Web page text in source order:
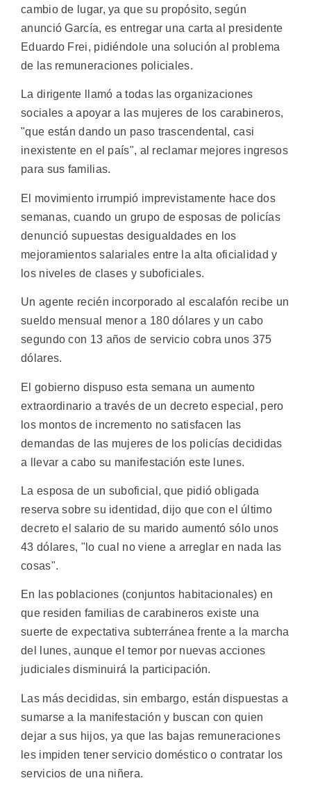
cambio de lugar, ya que su propósito, según
anunció García, es entregar una carta al presidente
Eduardo Frei, pidiéndole una solución al problema
de las remuneraciones policiales.
La dirigente llamó a todas las organizaciones
sociales a apoyar a las mujeres de los carabineros,
"que están dando un paso trascendental, casi
inexistente en el país", al reclamar mejores ingresos
para sus familias.
El movimiento irrumpió imprevistamente hace dos
semanas, cuando un grupo de esposas de policías
denunció supuestas desigualdades en los
mejoramientos salariales entre la alta oficialidad y
los niveles de clases y suboficiales.
Un agente recién incorporado al escalafón recibe un
sueldo mensual menor a 180 dólares y un cabo
segundo con 13 años de servicio cobra unos 375
dólares.
El gobierno dispuso esta semana un aumento
extraordinario a través de un decreto especial, pero
los montos de incremento no satisfacen las
demandas de las mujeres de los policías decididas
a llevar a cabo su manifestación este lunes.
La esposa de un suboficial, que pidió obligada
reserva sobre su identidad, dijo que con el último
decreto el salario de su marido aumentó sólo unos
43 dólares, "lo cual no viene a arreglar en nada las
cosas".
En las poblaciones (conjuntos habitacionales) en
que residen familias de carabineros existe una
suerte de expectativa subterránea frente a la marcha
del lunes, aunque el temor por nuevas acciones
judiciales disminuirá la participación.
Las más decididas, sin embargo, están dispuestas a
sumarse a la manifestación y buscan con quien
dejar a sus hijos, ya que las bajas remuneraciones
les impiden tener servicio doméstico o contratar los
servicios de una niñera.